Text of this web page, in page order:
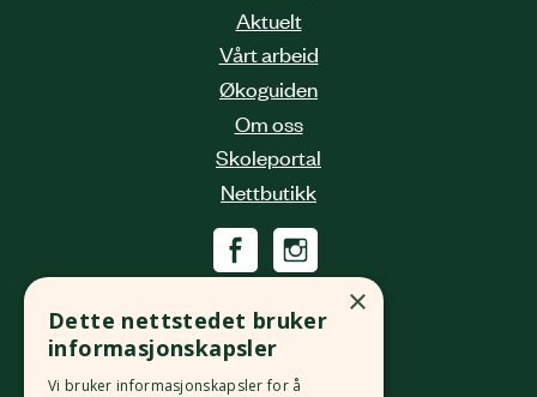
Aktuelt
Vårt arbeid
Økoguiden
Om oss
Skoleportal
Nettbutikk
Grønlandsleiret 31
0190 Oslo
×
Dette nettstedet bruker
informasjonskapsler
Vi bruker informasjonskapsler for å